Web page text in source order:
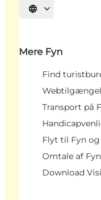
Vælg sprog
Mere Fyn
Find
Transport på
Flyt til Fyn
Omtale af
Download